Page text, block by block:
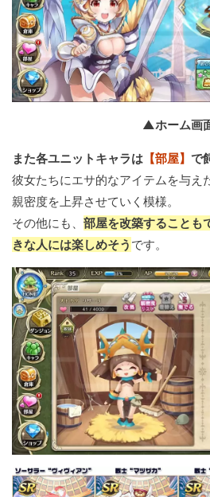
▲ホーム画
また各ユニットキャラは 【部屋】 で
彼女たちにエサ的なアイテムを与え
親密度を上昇させていく模様。
その他にも、 部屋を改築することも
きな人には楽しめそう です。